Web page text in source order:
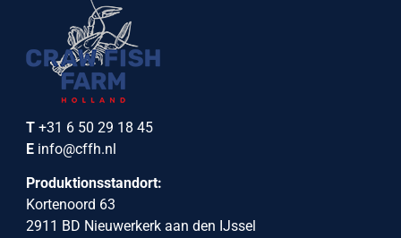
T +31 6 50 29 18 45
E info@cffh.nl
Produktionsstandort:
Kortenoord 63
2911 BD Nieuwerkerk aan den IJssel